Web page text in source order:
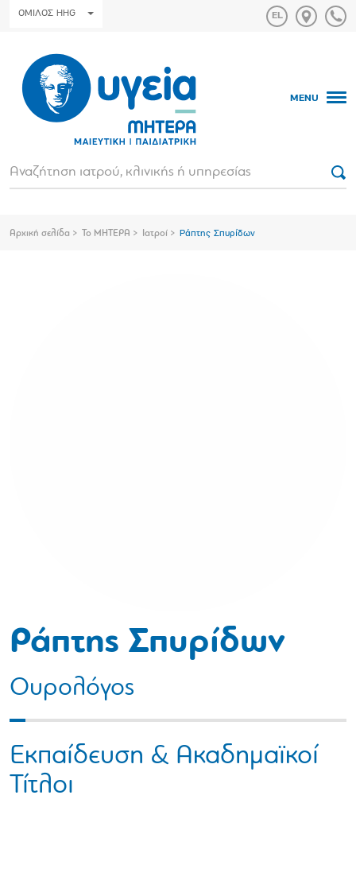
ΟΜΙΛΟΣ HHG
MENU
Αρχική σελίδα Το ΜΗΤΕΡΑ Ιατροί Ράπτης Σπυρίδων
Ράπτης Σπυρίδων
Ουρολόγος
Εκπαίδευση & Ακαδημαϊκοί
Τίτλοι